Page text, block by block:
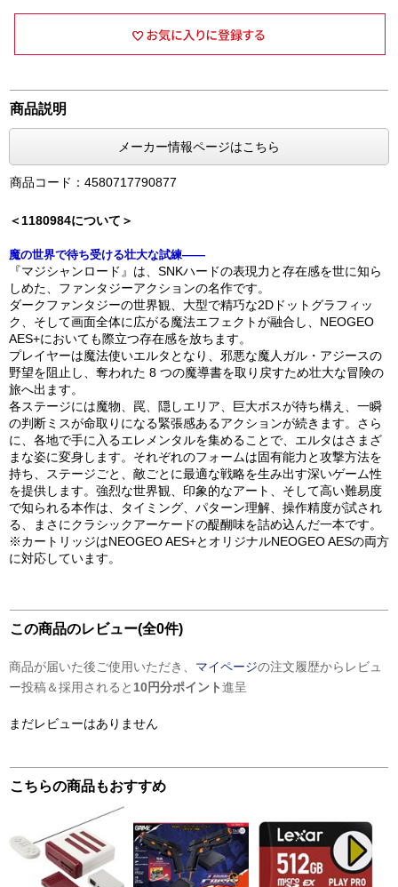
商品説明
メーカー情報ページはこちら
商品コード：4580717790877
＜1180984について＞
魔の世界で待ち受ける壮大な試練――
『マジシャンロード』は、SNKハードの表現力と存在感を世に知ら
しめた、ファンタジーアクションの名作です。
ダークファンタジーの世界観、大型で精巧な2Dドットグラフィッ
ク、そして画面全体に広がる魔法エフェクトが融合し、NEOGEO
AES+においても際立つ存在感を放ちます。
プレイヤーは魔法使いエルタとなり、邪悪な魔人ガル・アジースの
野望を阻止し、奪われた 8 つの魔導書を取り戻すため壮大な冒険の
旅へ出ます。
各ステージには魔物、罠、隠しエリア、巨大ボスが待ち構え、一瞬
の判断ミスが命取りになる緊張感あるアクションが続きます。さら
に、各地で手に入るエレメンタルを集めることで、エルタはさまざ
まな姿に変身します。それぞれのフォームは固有能力と攻撃方法を
持ち、ステージごと、敵ごとに最適な戦略を生み出す深いゲーム性
を提供します。強烈な世界観、印象的なアート、そして高い難易度
で知られる本作は、タイミング、パターン理解、操作精度が試され
る、まさにクラシックアーケードの醍醐味を詰め込んだ一本です。
※カートリッジはNEOGEO AES+とオリジナルNEOGEO AESの両方
に対応しています。
この商品のレビュー(全0件)
商品が届いた後ご使用いただき、 マイページの注文履歴からレビュ
ー投稿＆採用されると 10円分ポイント進呈
まだレビューはありません
こちらの商品もおすすめ